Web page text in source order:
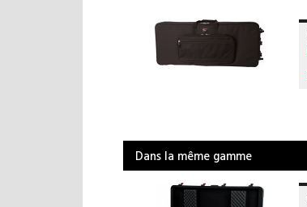
Dans la même gamme